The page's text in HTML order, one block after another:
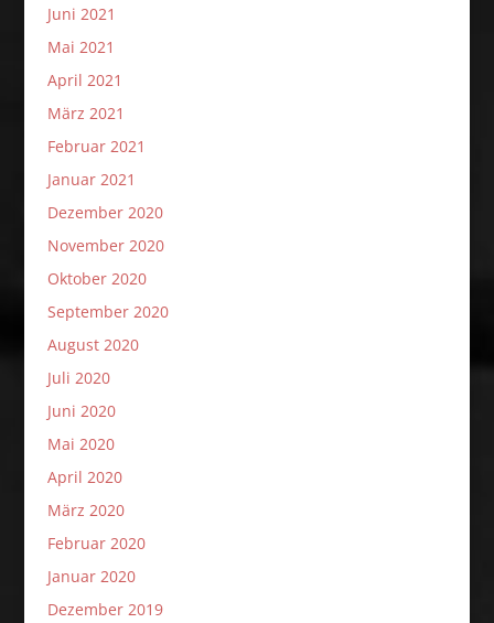
Juni 2021
Mai 2021
April 2021
März 2021
Februar 2021
Januar 2021
Dezember 2020
November 2020
Oktober 2020
September 2020
August 2020
Juli 2020
Juni 2020
Mai 2020
April 2020
März 2020
Februar 2020
Januar 2020
Dezember 2019